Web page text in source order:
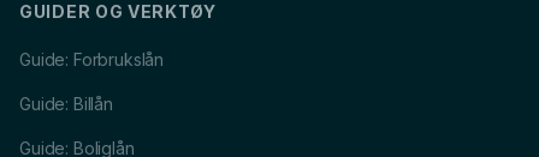
GUIDER OG VERKTØY
Guide: Forbrukslån
Guide: Billån
Guide: Boliglån